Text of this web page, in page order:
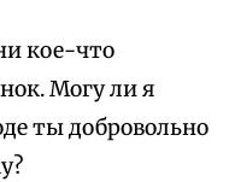
кое-что
Могу ли я
ты добровольно